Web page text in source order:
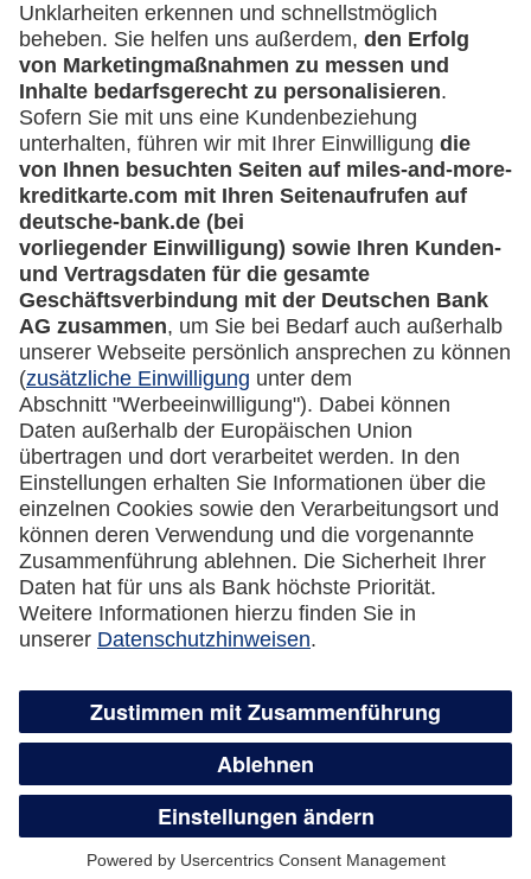
Kontakt
Mehr
Kreditkarten-Banking
miles-and-more.com
lufthansa.com
Rechtliches
Impressum
Datenschutz
Cookie Einstellungen
Vertrag widerrufen